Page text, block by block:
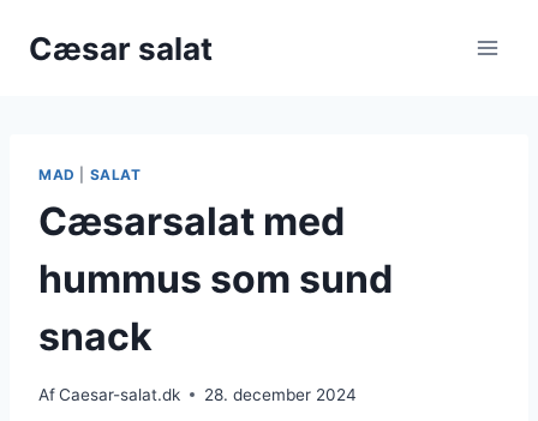
Cæsar salat
MAD SALAT
Cæsarsalat med
hummus som sund
snack
AfCaesar-salat.dk 28. december 2024